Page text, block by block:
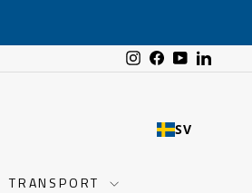
Instagram
Facebook
YouTube
SV
TRANSPORT